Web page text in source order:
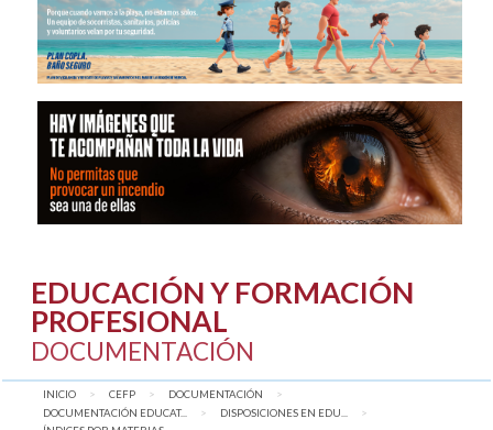
EDUCACIÓN Y FORMACIÓN
PROFESIONAL
DOCUMENTACIÓN
INICIO CEFP
DOCUMENTACIÓN
DOCUMENTACIÓN EDUCAT...
DISPOSICIONES EN EDU...